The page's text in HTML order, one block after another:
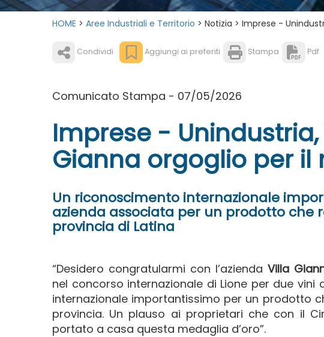
HOME > Aree Industriali e Territorio > Notizia > Imprese -
Condividi Aggiungi ai preferiti Stampa Pdf
Comunicato Stampa - 07/05/2026
Imprese -
Gianna orgoglio per il
Un riconoscimento internazionale
azienda associata per un prodotto che
provincia di Latina
“Desidero congratularmi con l’azienda Villa
nel concorso internazionale di Lione per due
internazionale importantissimo per un prodotto
provincia. Un plauso ai proprietari che con il
portato a casa questa medaglia d’oro”.